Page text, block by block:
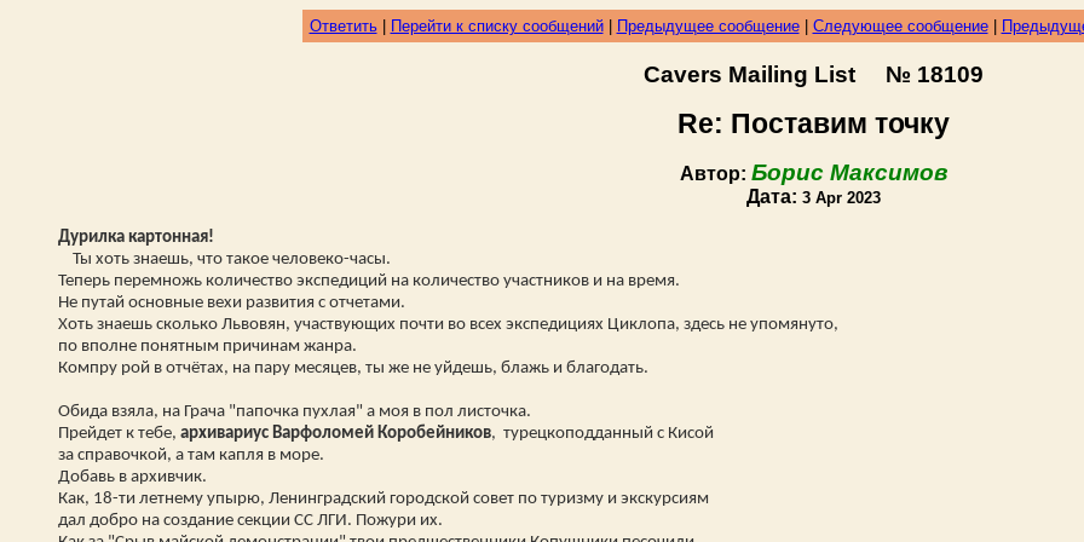
Ответить| Перейти к списку сообщений| Предыдущее сообщение| Следующее сообщение|
Cavers Mailing List № 18109
Re: Поставим точку
Автор: Борис Максимов
Дата: 3 Apr 2023
Дурилка картонная!
Ты хоть знаешь, что такое человеко-часы.
Теперь перемножь количество экспедиций на количество участников и на время.
Не путай основные вехи развития с отчетами.
Хоть знаешь сколько Львовян, участвующих почти во всех экспедициях Циклопа, здесь не упомянуто,
по вполне понятным причинам жанра.
Компру рой в отчётах, на пару месяцев, ты же не уйдешь, блажь и благодать.
Обида взяла, на Грача "папочка пухлая" а моя в пол листочка.
Прейдет к тебе, архивариус Варфоломей Коробейников, турецкоподданный с Кисой
за справочкой, а там капля в море.
Добавь в архивчик.
Как, 18-ти летнему упырю, Ленинградский городской совет по туризму и экскурсиям
дал добро на создание секции СС ЛГИ. Пожури их.